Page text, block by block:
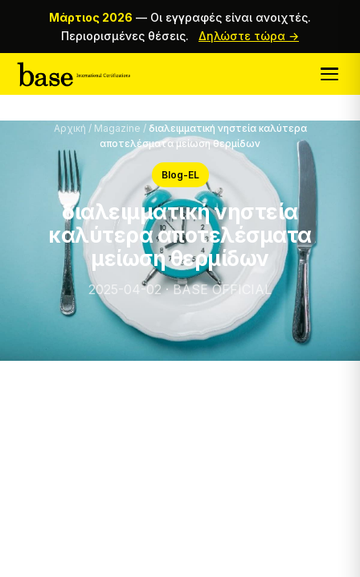
Μάρτιος 2026 — Οι εγγραφές είναι ανοιχτές.
Περιορισμένες θέσεις.
Δηλώστε τώρα →
Αρχική / Magazine / διαλειμματική νηστεία καλύτερα
αποτελέσματα μείωση θερμίδων
Blog-EL
διαλειμματική νηστεία
καλύτερα αποτελέσματα
μείωση θερμίδων
2025-04-02 · BASE OFFICIAL